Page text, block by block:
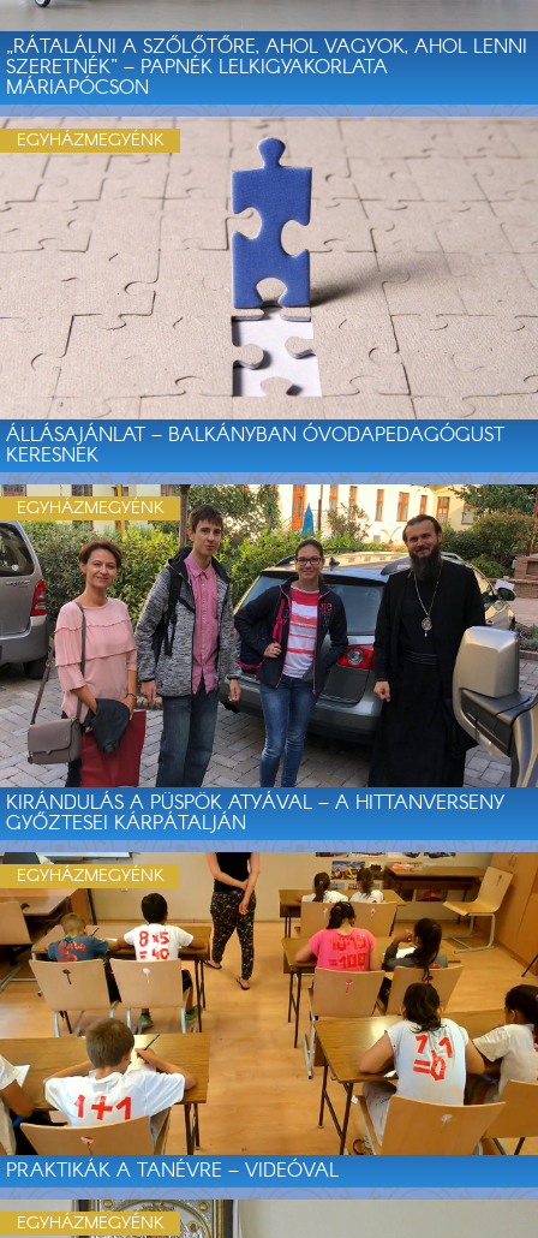
„RÁTALÁLNI A SZŐLŐTŐRE, AHOL VAGYOK, AHOL LENNI
SZERETNÉK” – PAPNÉK LELKIGYAKORLATA
MÁRIAPÓCSON
ÁLLÁSAJÁNLAT – BALKÁNYBAN ÓVODAPEDAGÓGUST
KERESNEK
EGYHÁZMEGYÉNK
KIRÁNDULÁS A PÜSPÖK ATYÁVAL – A HITTANVERSENY
GYŐZTESEI KÁRPÁTALJÁN
EGYHÁZMEGYÉNK
PRAKTIKÁK A TANÉVRE – VIDEÓVAL
EGYHÁZMEGYÉNK
EGYHÁZMEGYÉNK